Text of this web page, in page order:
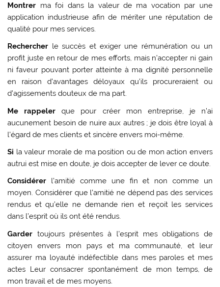
Montrer ma foi dans la valeur de ma vocation par une
application industrieuse afin de mériter une réputation de
qualité pour mes services.
Rechercher le succès et exiger une rémunération ou un
profit juste en retour de mes efforts, mais n’accepter ni gain
ni faveur pouvant porter atteinte à ma dignité personnelle
en raison d’avantages déloyaux qu’ils procureraient ou
d’agissements douteux de ma part.
Me rappelerque pour créer mon entreprise, je n’ai
aucunement besoin de nuire aux autres ; je dois être loyal à
l’égard de mes clients et sincère envers moi-même.
Si la valeur morale de ma position ou de mon action envers
autrui est mise en doute, je dois accepter de lever ce doute.
Considérer l’amitié comme une fin et non comme un
moyen. Considérer que l’amitié ne dépend pas des services
rendus et qu’elle ne demande rien et reçoit les services
dans l’esprit où ils ont été rendus.
Garder toujours présentes à l’esprit mes obligations de
citoyen envers mon pays et ma communauté, et leur
assurer ma loyauté indéfectible dans mes paroles et mes
actes Leur consacrer spontanément de mon temps, de
mon travail et de mes moyens.